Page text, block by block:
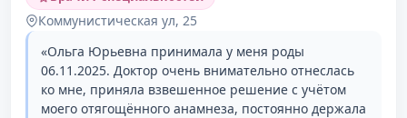
Коммунистическая ул, 25
«Ольга Юрьевна принимала у меня роды
06.11.2025. Доктор очень внимательно отнеслась
ко мне, приняла взвешенное решение с учётом
моего отягощённого анамнеза, постоянно держала